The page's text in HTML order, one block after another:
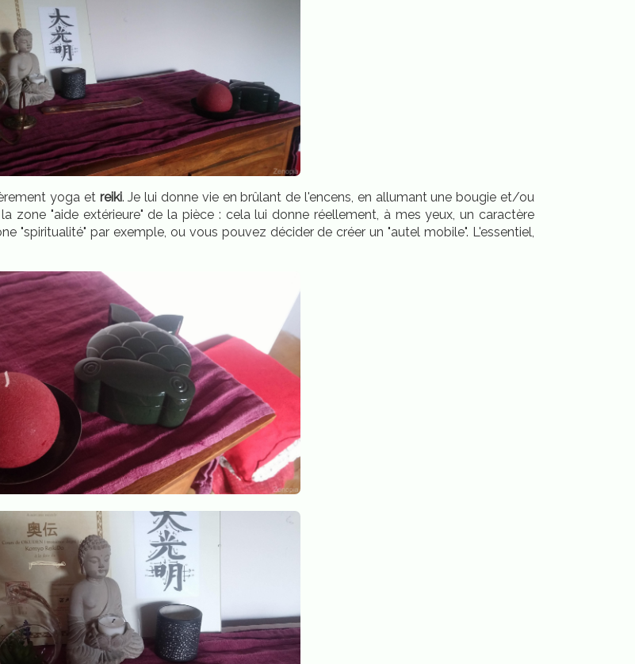
yoga et reiki. Je lui donne vie en brûlant de l'encens, en allumant une bougie et/ou
zone "aide extérieure" de la pièce : cela lui donne réellement, à mes yeux, un caractère
"spiritualité" par exemple, ou vous pouvez décider de créer un "autel mobile". L'essentiel,